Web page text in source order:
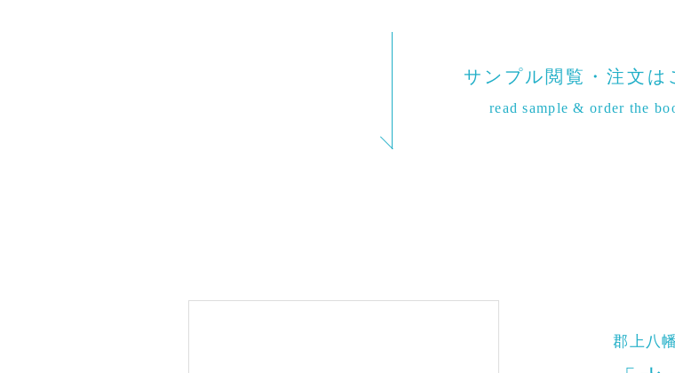
サンプル閲覧・注文は
read sample & order the
郡上八